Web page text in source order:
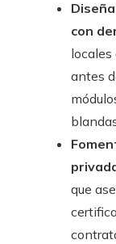
con
locales
antes
que